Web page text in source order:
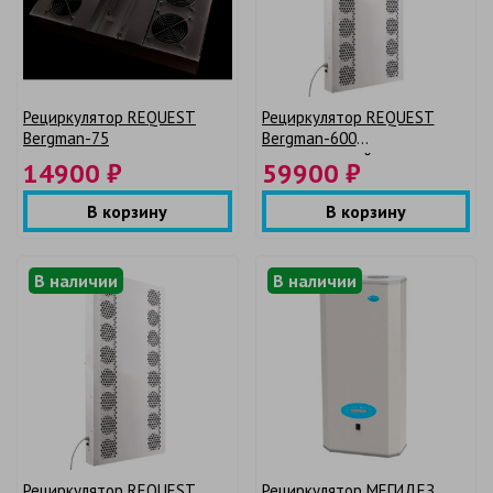
Рециркулятор REQUEST
Bergman-75
14900 ₽
В корзину
Рециркулятор REQUEST
Bergman-600
промышленный
59900 ₽
В корзину
В наличии В наличии